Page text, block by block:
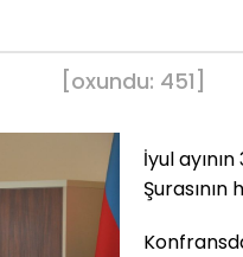
[oxundu: 451]
İyul